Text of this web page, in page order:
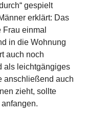
gespielt
erklärt: Das
einmal
in die Wohnung
auch noch
als leichtgängiges
anschließend auch
zieht, sollte